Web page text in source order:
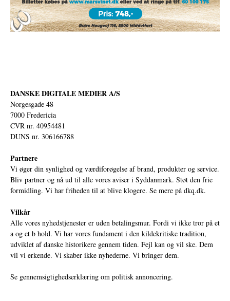
DANSKE DIGITALE MEDIER A/S
Norgesgade 48
7000 Fredericia
CVR nr. 40954481
DUNS nr. 306166788
Partnere
Vi øger din synlighed og værdiforøgelse af brand, produkter og service.
Bliv partner og nå ud til alle vores aviser i Syddanmark. Støt den frie
formidling. Vi har friheden til at blive klogere. Se mere på dkq.dk.
Vilkår
Alle vores nyhedstjenester er uden betalingsmur. Fordi vi ikke tror på et
a og et b hold. Vi har vores fundament i den kildekritiske tradition,
udviklet af danske historikere gennem tiden. Fejl kan og vil ske. Dem
vil vi erkende. Vi skaber ikke nyhederne. Vi bringer dem.
Se gennemsigtighedserklæring om politisk annoncering.